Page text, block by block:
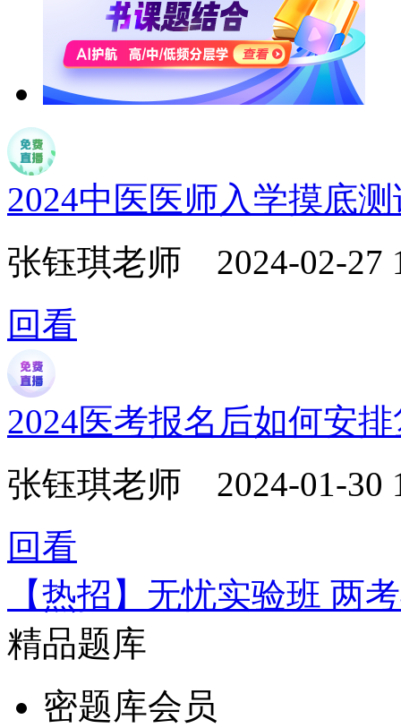
2024中医医师入学摸底
张钰琪老师 2024-02-27
回看
2024医考报名后如何安
张钰琪老师 2024-01-30
回看
【热招】无忧实验班 两
精品题库
密题库会员